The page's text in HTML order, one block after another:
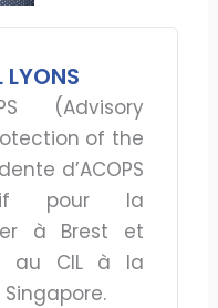
(Advisory
of the
d’ACOPS
pour la
à Brest et
au CIL à la